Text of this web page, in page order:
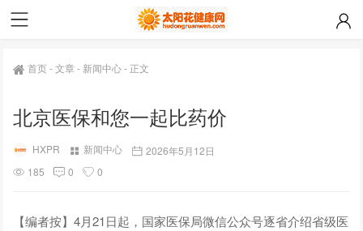
首页-文章- 新闻中心- 正文
北京医保和您一起比药价
HXPR 新闻中心
2026年5月12日
185
0 0
【编者按】4月21日起，国家医保局微信公众号逐省介绍省级医